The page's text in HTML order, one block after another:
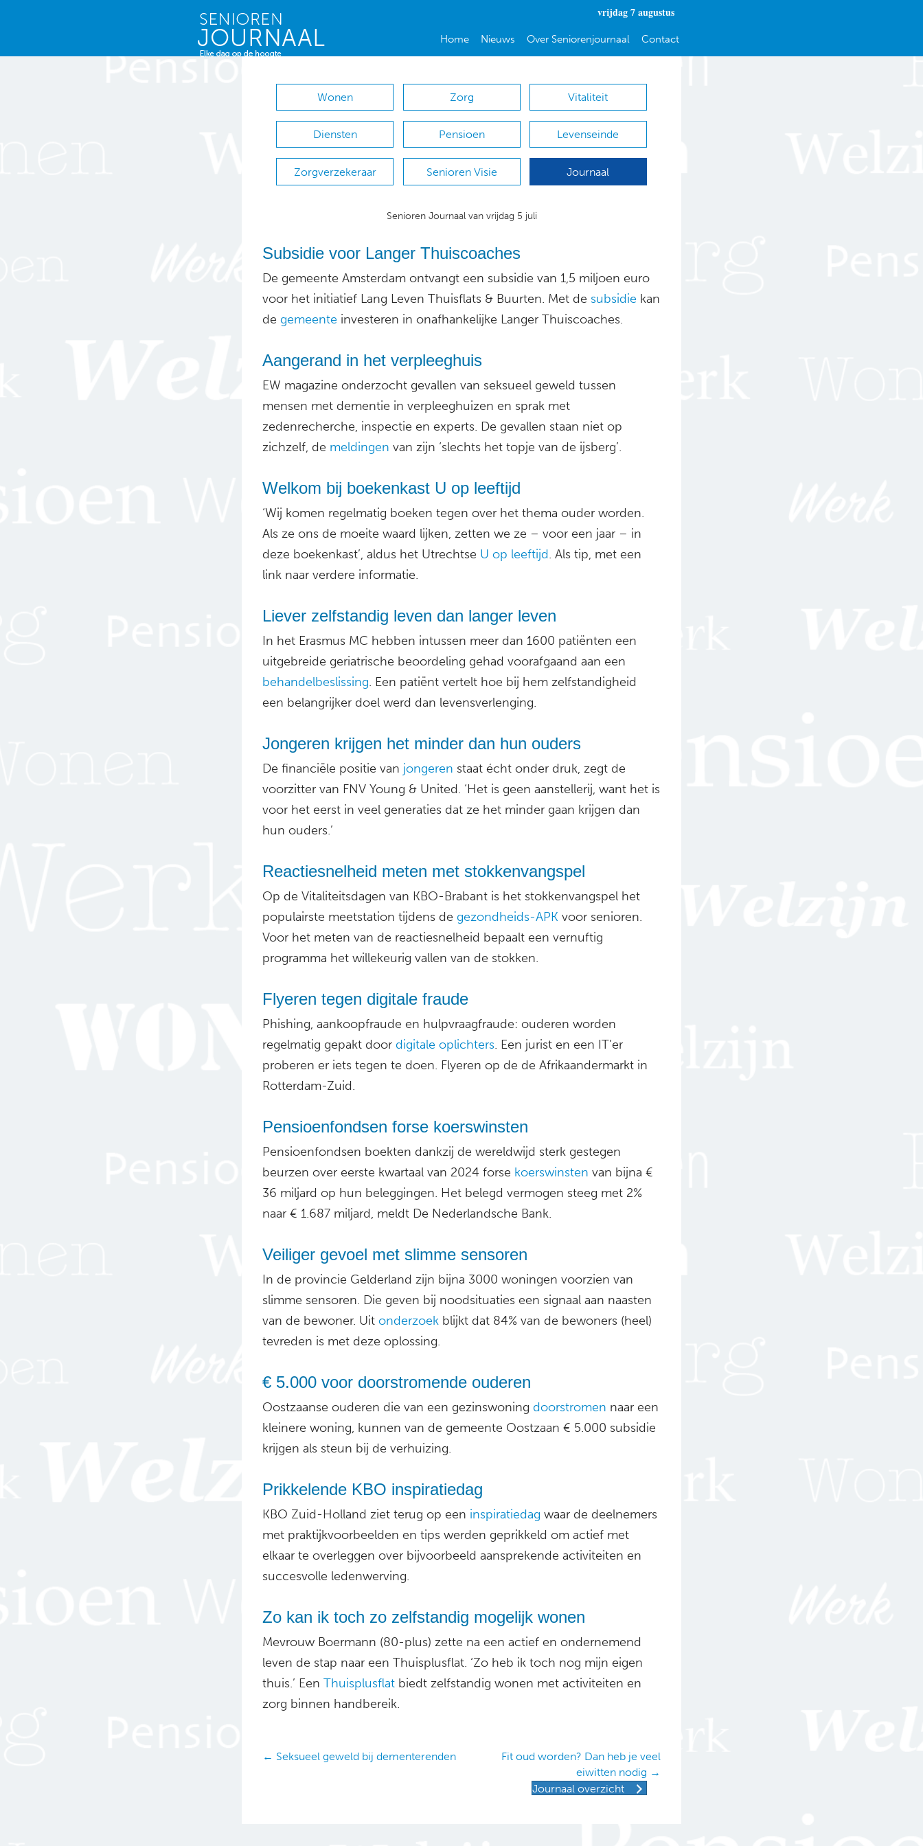
vrijdag 7 augustus
Home Nieuws Over Seniorenjournaal Contact
Wonen Zorg Vitaliteit
Diensten Pensioen Levenseinde
Zorgverzekeraar Senioren Visie Journaal
Senioren Journaal van vrijdag 5 juli
Subsidie voor Langer Thuiscoaches
De gemeente Amsterdam ontvangt een subsidie van 1,5 miljoen euro
voor het initiatief Lang Leven Thuisflats & Buurten. Met de subsidie kan
de gemeente investeren in onafhankelijke Langer Thuiscoaches.
Aangerand in het verpleeghuis
EW magazine onderzocht gevallen van seksueel geweld tussen
mensen met dementie in verpleeghuizen en sprak met
zedenrecherche, inspectie en experts. De gevallen staan niet op
zichzelf, de meldingen van zijn ‘slechts het topje van de ijsberg’.
Welkom bij boekenkast U op leeftijd
‘Wij komen regelmatig boeken tegen over het thema ouder worden.
Als ze ons de moeite waard lijken, zetten we ze – voor een jaar – in
deze boekenkast’, aldus het Utrechtse U op leeftijd. Als tip, met een
link naar verdere informatie.
Liever zelfstandig leven dan langer leven
In het Erasmus MC hebben intussen meer dan 1600 patiënten een
uitgebreide geriatrische beoordeling gehad voorafgaand aan een
behandelbeslissing. Een patiënt vertelt hoe bij hem zelfstandigheid
een belangrijker doel werd dan levensverlenging.
Jongeren krijgen het minder dan hun ouders
De financiële positie van jongeren staat écht onder druk, zegt de
voorzitter van FNV Young & United. ‘Het is geen aanstellerij, want het is
voor het eerst in veel generaties dat ze het minder gaan krijgen dan
hun ouders.’
Reactiesnelheid meten met stokkenvangspel
Op de Vitaliteitsdagen van KBO-Brabant is het stokkenvangspel het
populairste meetstation tijdens de gezondheids-APK voor senioren.
Voor het meten van de reactiesnelheid bepaalt een vernuftig
programma het willekeurig vallen van de stokken.
Flyeren tegen digitale fraude
Phishing, aankoopfraude en hulpvraagfraude: ouderen worden
regelmatig gepakt door digitale oplichters. Een jurist en een IT’er
proberen er iets tegen te doen. Flyeren op de de Afrikaandermarkt in
Rotterdam-Zuid.
Pensioenfondsen forse koerswinsten
Pensioenfondsen boekten dankzij de wereldwijd sterk gestegen
beurzen over eerste kwartaal van 2024 forse koerswinsten van bijna €
36 miljard op hun beleggingen. Het belegd vermogen steeg met 2%
naar € 1.687 miljard, meldt De Nederlandsche Bank.
Veiliger gevoel met slimme sensoren
In de provincie Gelderland zijn bijna 3000 woningen voorzien van
slimme sensoren. Die geven bij noodsituaties een signaal aan naasten
van de bewoner. Uit onderzoek blijkt dat 84% van de bewoners (heel)
tevreden is met deze oplossing.
€ 5.000 voor doorstromende ouderen
Oostzaanse ouderen die van een gezinswoning doorstromen naar een
kleinere woning, kunnen van de gemeente Oostzaan € 5.000 subsidie
krijgen als steun bij de verhuizing.
Prikkelende KBO inspiratiedag
KBO Zuid-Holland ziet terug op een inspiratiedag waar de deelnemers
met praktijkvoorbeelden en tips werden geprikkeld om actief met
elkaar te overleggen over bijvoorbeeld aansprekende activiteiten en
succesvolle ledenwerving.
Zo kan ik toch zo zelfstandig mogelijk wonen
Mevrouw Boermann (80-plus) zette na een actief en ondernemend
leven de stap naar een Thuisplusflat. ‘Zo heb ik toch nog mijn eigen
thuis.’ Een Thuisplusflat biedt zelfstandig wonen met activiteiten en
zorg binnen handbereik.
Posts
← Seksueel geweld bij dementerenden
Fit oud worden? Dan heb je veel
eiwitten nodig →
Journaal overzicht